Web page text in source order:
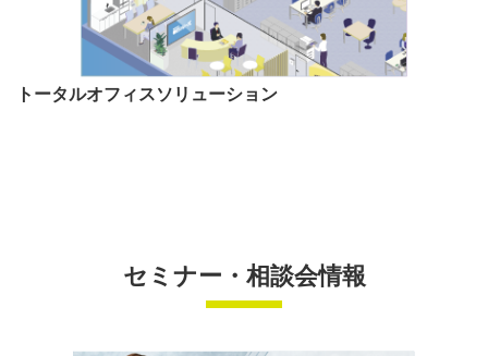
トータルオフィスソリューション
セミナー・相談会情報